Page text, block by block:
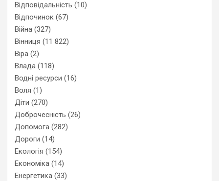
Відповідальність (10)
Відпочинок (67)
Війна (327)
Вінниця (11 822)
Віра (2)
Влада (118)
Водні ресурси (16)
Воля (1)
Діти (270)
Доброчесність (26)
Допомога (282)
Дороги (14)
Екологія (154)
Економіка (14)
Енергетика (33)